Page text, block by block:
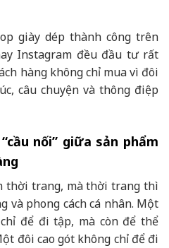
giày dép thành công trên
Instagram đều đầu tư rất
hàng không chỉ mua vì đôi
câu chuyện và thông điệp
nối” giữa sản phẩm
thời trang, mà thời trang thì
và phong cách cá nhân. Một
để đi tập, mà còn để thể
đôi cao gót không chỉ để đi